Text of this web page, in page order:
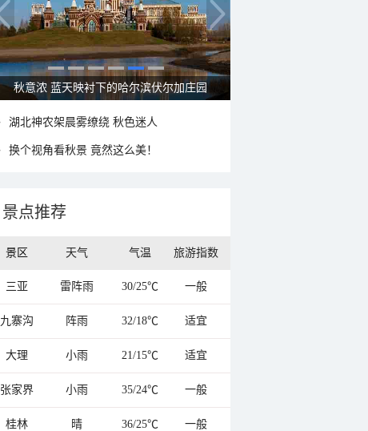
秋意浓 蓝天映衬下的哈尔滨伏尔加庄园
湖北神农架晨雾缭绕 秋色迷人
换个视角看秋景 竟然这么美！
景点推荐
景区 天气 气温 旅游指数
三亚 雷阵雨 30/25℃ 一般
九寨沟 阵雨 32/18℃ 适宜
大理 小雨 21/15℃ 适宜
张家界 小雨 35/24℃ 一般
桂林 晴 36/25℃ 一般